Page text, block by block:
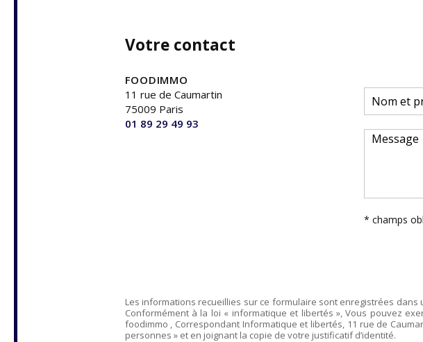
Votre contact
FOODIMMO
11 rue de Caumartin
75009 Paris
01 89 29 49 93
* champs
Les informations recueillies sur ce formulaire sont enregistrées
Conformément à la loi « informatique et libertés », Vous pouvez
foodimmo , Correspondant Informatique et libertés, 11 rue de
personnes » et en joignant la copie de votre justificatif d’identité.